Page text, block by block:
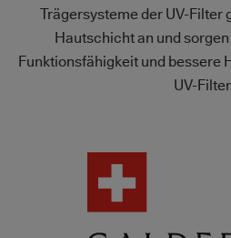
Trägersysteme der UV-Filter
Hautschicht an und
Funktionsfähigkeit und bessere
UV-